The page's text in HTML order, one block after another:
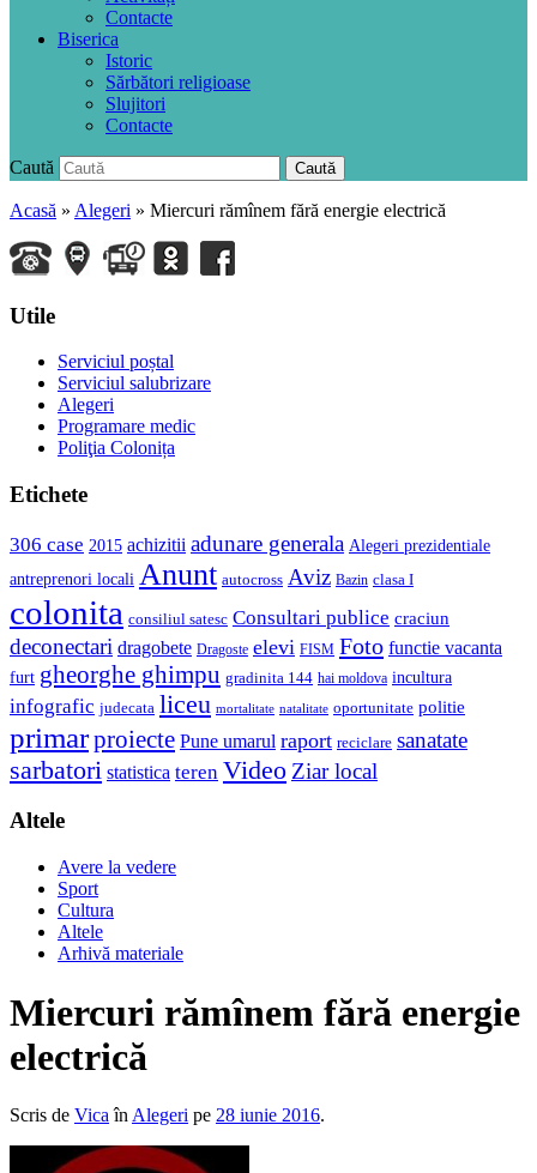
Contacte
Biserica
Istoric
Sărbători religioase
Slujitori
Contacte
Caută Caută
Acasă » Alegeri » Miercuri rămînem fără energie electrică
Utile
Serviciul poștal
Serviciul salubrizare
Alegeri
Programare medic
Poliţia Colonița
Etichete
306 case 2015 achizitii adunare generala Alegeri prezidentiale
antreprenori locali Anunt autocross Aviz Bazin clasa I
colonita consiliul satesc Consultari publice craciun
deconectari dragobete Dragoste elevi FISM Foto functie vacanta
furt gheorghe ghimpu gradinita 144 hai moldova incultura
infografic judecata liceu mortalitate natalitate oportunitate politie
primarproiecte Pune umarul raport reciclare sanatate
sarbatori statistica teren Video Ziar local
Altele
Avere la vedere
Sport
Cultura
Altele
Arhivă materiale
Miercuri rămînem fără energie
electrică
Scris de Vica în Alegeri pe 28 iunie 2016.